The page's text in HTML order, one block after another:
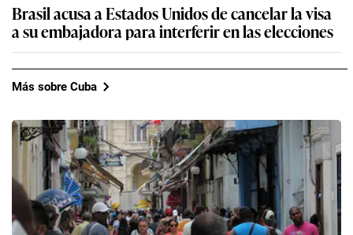
Brasil acusa a Estados Unidos de cancelar la visa
a su embajadora para interferir en las elecciones
Más sobre Cuba